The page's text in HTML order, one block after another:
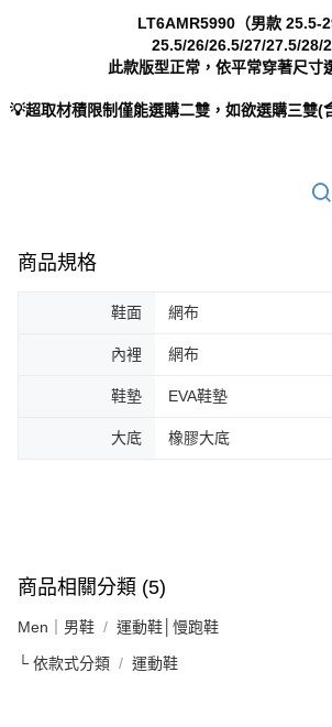
LT6AMR5990（男款 25.5-
25.5/26/26.5/27/27.5/28/
此款版型正常，依平常穿著尺寸
💡超取材積限制僅能選購二雙，如欲選購三雙(
商品規格
鞋面 網布
內裡 網布
鞋墊 EVA鞋墊
大底 橡膠大底
商品相關分類 (5)
Men｜男鞋 運動鞋│慢跑鞋
└ 依款式分類 運動鞋